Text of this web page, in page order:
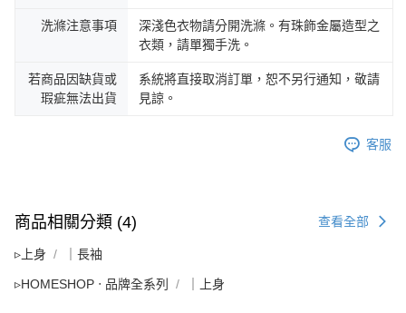
洗滌注意事項
深淺色衣物請分開洗滌。有珠飾金屬造型之
衣類，請單獨手洗。
若商品因缺貨或
瑕疵無法出貨
系統將直接取消訂單，恕不另行通知，敬請
見諒。
客服
商品相關分類 (4) 查看全部
▹上身 ｜長袖
▹HOMESHOP ‧ 品牌全系列 ｜上身